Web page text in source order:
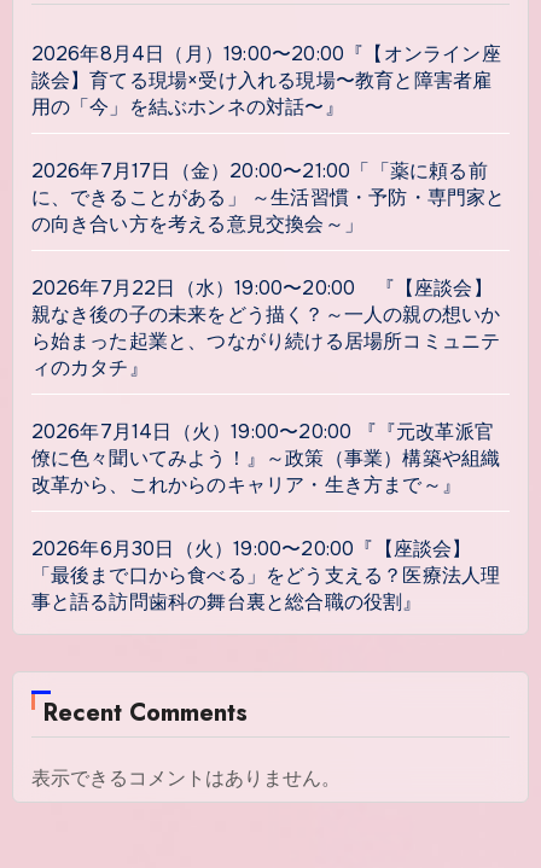
2026年8月4日（月）19:00〜20:00『【オンライン座
談会】育てる現場×受け入れる現場〜教育と障害者雇
用の「今」を結ぶホンネの対話〜』
2026年7月17日（金）20:00〜21:00「「薬に頼る前
に、できることがある」 ～生活習慣・予防・専門家と
の向き合い方を考える意見交換会～」
2026年7月22日（水）19:00〜20:00 『【座談会】
親なき後の子の未来をどう描く？～一人の親の想いか
ら始まった起業と、つながり続ける居場所コミュニテ
ィのカタチ』
2026年7月14日（火）19:00〜20:00 『『元改革派官
僚に色々聞いてみよう！』～政策（事業）構築や組織
改革から、これからのキャリア・生き方まで～』
2026年6月30日（火）19:00〜20:00『【座談会】
「最後まで口から食べる」をどう支える？医療法人理
事と語る訪問歯科の舞台裏と総合職の役割』
Recent Comments
表示できるコメントはありません。